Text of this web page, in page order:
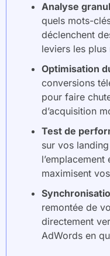
Analyse
quels mots-
déclenchent
leviers les plus
Optimisation
conversions
pour faire
d’acquisition
Test de
sur vos
maximisent
remontée de
directement
AdWords en